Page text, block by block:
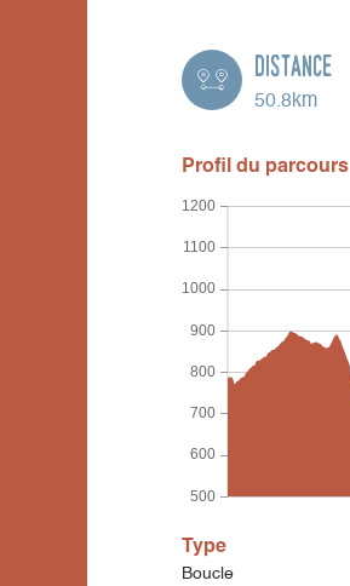
Distance
50.8km
Profil du parcours
500
600
700
800
900
1000
1100
1200
Type
Boucle